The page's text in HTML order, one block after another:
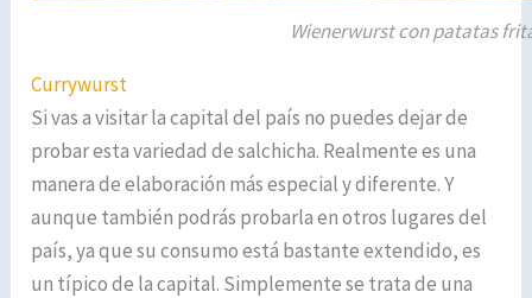
Wienerwurst con patatas
Currywurst
Si vas a visitar la capital del país no puedes dejar de
probar esta variedad de salchicha. Realmente es una
manera de elaboración más especial y diferente. Y
aunque también podrás probarla en otros lugares del
país, ya que su consumo está bastante extendido, es
un típico de la capital. Simplemente se trata de una